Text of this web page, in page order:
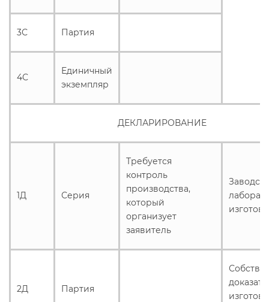
3С Партия
4С
Единичный
экземпляр
ДЕКЛАРИРОВАНИЕ
1Д Серия
Требуется
контроль
производства,
который
организует
заявитель
2Д Партия